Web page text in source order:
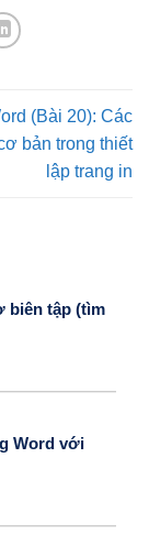
(Bài 20): Các
bản trong thiết
lập trang in
biên tập (tìm
Word với